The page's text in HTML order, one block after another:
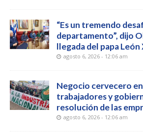
“Es un tremendo
departamento”, dijo
llegada del papa León
agosto 6, 2026 - 12:06 am
Negocio cervecero
trabajadores y
resolución de las
agosto 6, 2026 - 12:06 am